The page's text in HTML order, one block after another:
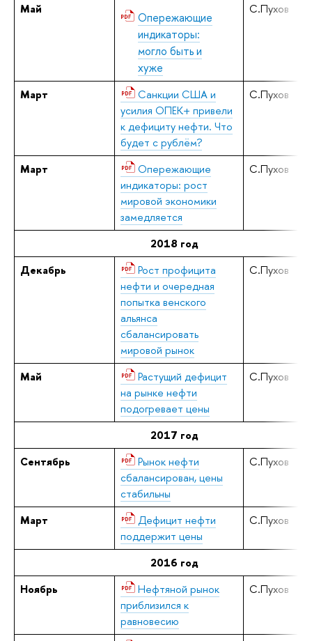
Май
Опережающие
индикаторы:
могло быть и
хуже
С.Пухов
Март
Санкции США и
усилия ОПЕК+ привели
к дефициту нефти. Что
будет с рублём?
С.Пухов
Март
Опережающие
индикаторы: рост
мировой экономики
замедляется
С.Пухов
2018 год
Декабрь
Рост профицита
нефти и очередная
попытка венского
альянса
сбалансировать
мировой рынок
С.Пухов
Май
Растущий дефицит
на рынке нефти
подогревает цены
С.Пухов
2017 год
Сентябрь
Рынок нефти
сбалансирован, цены
стабильны
С.Пухов
Март
Дефицит нефти
поддержит цены
С.Пухов
2016 год
Ноябрь
Нефтяной рынок
приблизился к
равновесию
С.Пухов